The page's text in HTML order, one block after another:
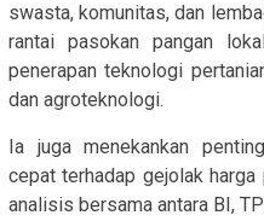
swasta, komunitas, dan
rantai pasokan pangan
penerapan teknologi
dan agroteknologi.
Ia juga menekankan
cepat terhadap gejolak
analisis bersama antara BI,